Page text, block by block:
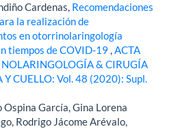
Cardenas, Recomendaciones
la realización de
en otorrinolaringología
tiempos de COVID-19,ACTA
& CIRUGÍA
Y CUELLO: Vol. 48 (2020): Supl.
Ospina García, Gina Lorena
Rodrigo Jácome Arévalo,